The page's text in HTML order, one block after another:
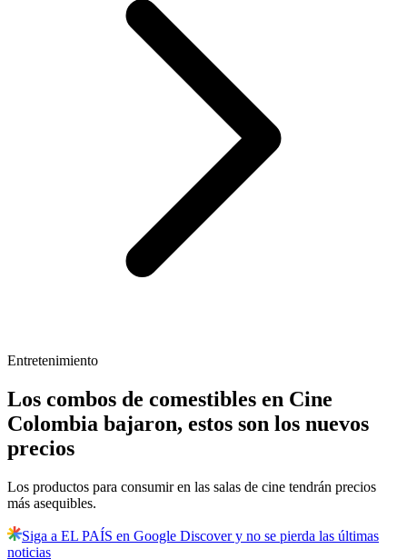
Entretenimiento
Los combos de comestibles en Cine
Colombia bajaron, estos son los nuevos
precios
Los productos para consumir en las salas de cine tendrán precios
más asequibles.
Siga a EL PAÍS en Google Discover y no se pierda las últimas
noticias